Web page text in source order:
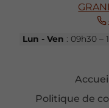
Lun - Ven : 09h30 –
Politique de